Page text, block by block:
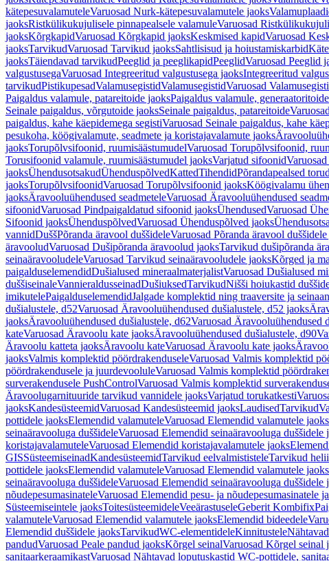
kätepesuvalamuteleVaruosad Nurk-kätepesuvalamutele jaoks
jaoksRistkülikukujulisele pinnapealsele valamuleVaruosad
jaoksKõrgkapidVaruosad Kõrgkapid jaoksKeskmised kapidVaruosad
jaoksTarvikudVaruosad Tarvikud jaoksSahtlisisud ja hoiustamiskarbid
jaoksTäiendavad tarvikudPeeglid ja peeglikapidPeeglidVaruosad Peeglid
valgustusegaVaruosad Integreeritud valgustusega jaoksIntegreeritud
tarvikudPistikupesadValamusegistidValamusegistidVaruosad
Paigaldus valamule, patareitoide jaoksPaigaldus valamule, generaatoritoide
Seinale paigaldus, võrgutoide jaoksSeinale paigaldus, patareitoide
paigaldus, kahe käepidemega segistiVaruosad Seinale paigaldus, kahe
pesukoha, köögivalamute, seadmete ja koristajavalamute jaoks
jaoksTorupõlvsifoonid, ruumisäästumudelVaruosad Torupõlvsifoonid,
Torusifoonid valamule, ruumisäästumudel jaoksVarjatud sifoonid
jaoksÜhendusotsakudÜhenduspõlvedKattedTihendidPõrandapealsed torud
jaoksTorupõlvsifoonidVaruosad Torupõlvsifoonid jaoksKöögivalamu
jaoksÄravooluühendused seadmeteleVaruosad Äravooluühendused
sifoonidVaruosad Pindpaigaldatud sifoonid jaoksÜhendusedVaruosad
Sifoonid jaoksÜhenduspõlvedVaruosad Ühenduspõlved jaoks
vannidDuššPõranda äravool duššideleVaruosad Põranda äravool
äravooludVaruosad Dušipõranda äravoolud jaoksTarvikud dušipõranda
seinaäravooludeleVaruosad Tarvikud seinaäravooludele jaoksKõrged ja
paigalduselemendidDušialused mineraalmaterjalistVaruosad Dušialused
duššiseinaleVannieraldusseinadDušiuksedTarvikudNišši hoiukastid
imikutelePaigalduselemendidJalgade komplektid ning traaversite ja
dušialustele, d52Varuosad Äravooluühendused dušialustele, d52 jaoks
jaoksÄravooluühendused dušialustele, d62Varuosad Äravooluühendused
kateVaruosad Äravoolu kate jaoksÄravooluühendused dušialustele, d90
Äravoolu katteta jaoksÄravoolu kateVaruosad Äravoolu kate jaoks
jaoksValmis komplektid pöördrakenduseleVaruosad Valmis komplektid
pöördrakendusele ja juurdevooluleVaruosad Valmis komplektid
surverakendusele PushControlVaruosad Valmis komplektid
Äravoolugarnituuride tarvikud vannidele jaoksVarjatud torukatkesti
jaoksKandesüsteemidVaruosad Kandesüsteemid jaoksLaudisedTarvikud
pottidele jaoksElemendid valamuteleVaruosad Elemendid valamutele jaoks
seinaäravooluga duššideleVaruosad Elemendid seinaäravooluga duššidele
koristajavalamuteleVaruosad Elemendid koristajavalamutele jaoks
GISSüsteemiseinadKandesüsteemidTarvikud eelvalmististeleTarvikud
pottidele jaoksElemendid valamuteleVaruosad Elemendid valamutele jaoks
seinaäravooluga duššideleVaruosad Elemendid seinaäravooluga duššidele
nõudepesumasinateleVaruosad Elemendid pesu- ja nõudepesumasinatele
Süsteemiseintele jaoksToitesüsteemideleVeeärastuseleGeberit Kombifix
valamuteleVaruosad Elemendid valamutele jaoksElemendid bideedele
Elemendid duššidele jaoksTarvikudWC-elementideleKinnitustele
pandudVaruosad Peale pandud jaoksKõrgel seinalVaruosad Kõrgel seinal
sanitaarkeraamikastVaruosad Nähtavad loputuskastid WC-pottidele,